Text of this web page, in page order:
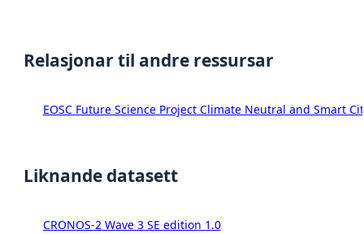
Relasjonar til andre ressursar
EOSC Future Science Project Climate Neutral and Smart
Liknande datasett
CRONOS-2 Wave 3 SE edition 1.0